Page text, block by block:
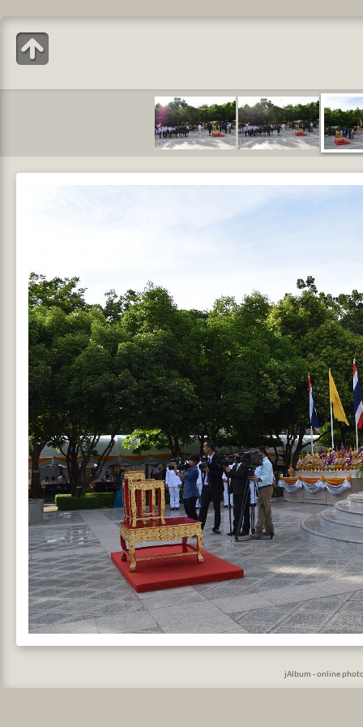
jAlbum - online